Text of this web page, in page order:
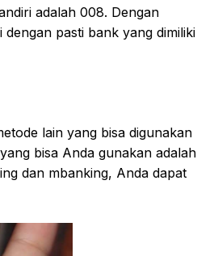
adalah 008. Dengan
pasti bank yang dimiliki
lain yang bisa digunakan
bisa Anda gunakan adalah
dan mbanking, Anda dapat